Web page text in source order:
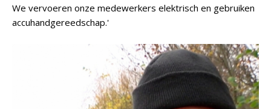
We vervoeren onze medewerkers elektrisch en gebruiken
accuhandgereedschap.'